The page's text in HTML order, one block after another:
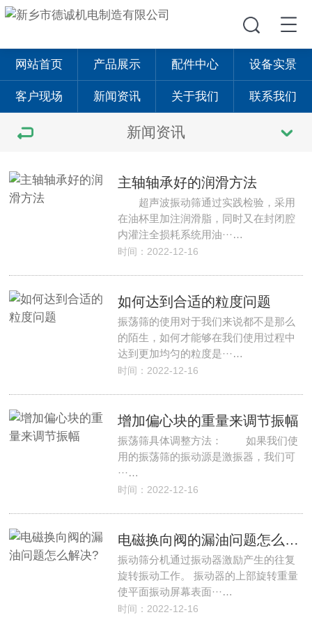
网站首页 产品展示 配件中心 设备实景
客户现场 新闻资讯 关于我们 联系我们
新闻资讯
主轴轴承好的润滑方法
超声波振动筛通过实践检验，采用
在油杯里加注润滑脂，同时又在封闭腔
内灌注全损耗系统用油···…
时间：2022-12-16
如何达到合适的粒度问题
振荡筛的使用对于我们来说都不是那么
的陌生，如何才能够在我们使用过程中
达到更加均匀的粒度是···…
时间：2022-12-16
增加偏心块的重量来调节振幅
振荡筛具体调整方法： 如果我们使
用的振荡筛的振动源是激振器，我们可
···…
时间：2022-12-16
电磁换向阀的漏油问题怎么解决?
振动筛分机通过振动器激励产生的往复
旋转振动工作。 振动器的上部旋转重量
使平面振动屏幕表面···…
时间：2022-12-16